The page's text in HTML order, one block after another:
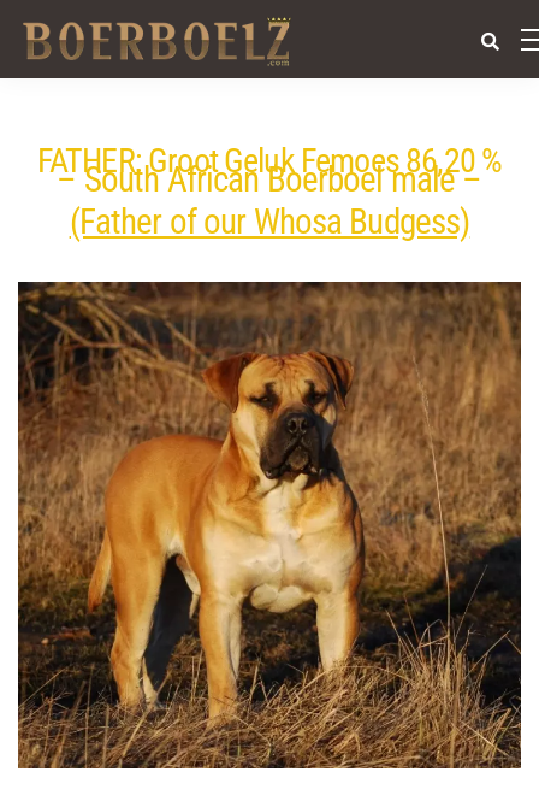
FATHER: Groot Geluk Femoes 86,20 %
– South African Boerboel male –
(Father of our Whosa Budgess)